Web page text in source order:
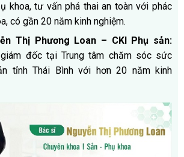
khoa, tư vấn phá thai an toàn với phác
có gần 20 năm kinh nghiệm.
Thị Phương Loan – CKI Phụ sản:
giám đốc tại Trung tâm chăm sóc sức
tỉnh Thái Bình với hơn 20 năm kinh